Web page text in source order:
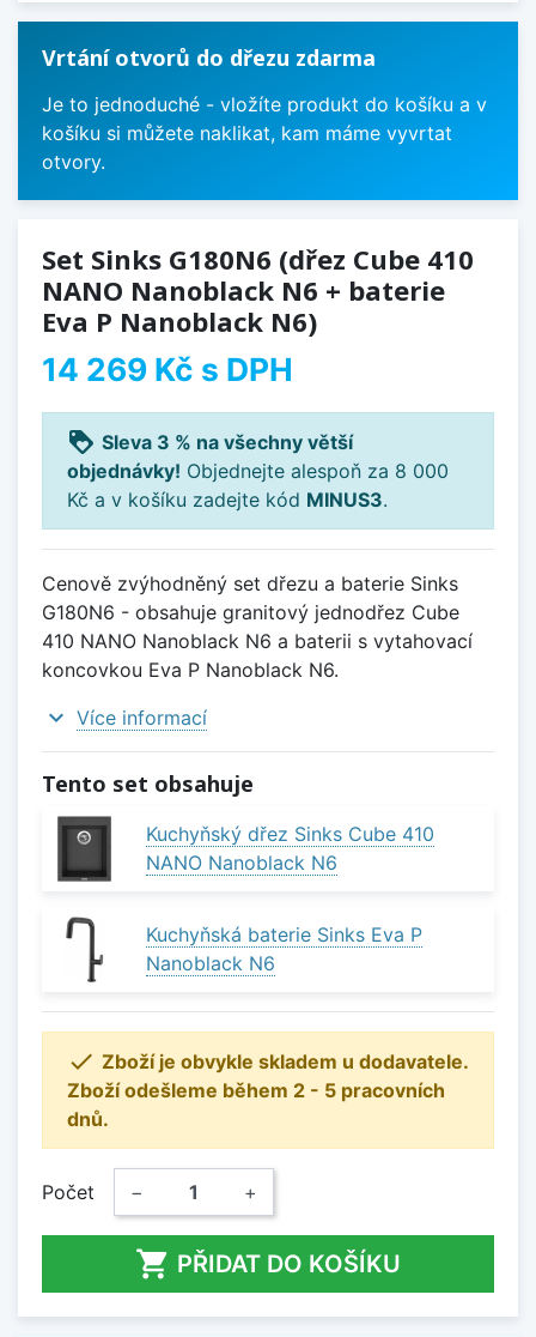
Vrtání otvorů do dřezu zdarma
Je to jednoduché - vložíte produkt do košíku a v
košíku si můžete naklikat, kam máme vyvrtat
otvory.
Set Sinks G180N6 (dřez Cube 410
NANO Nanoblack N6 + baterie
Eva P Nanoblack N6)
14 269 Kč s DPH
loyalty Sleva 3 % na všechny větší
objednávky! Objednejte alespoň za 8 000
Kč a v košíku zadejte kód MINUS3.
Cenově zvýhodněný set dřezu a baterie Sinks
G180N6 - obsahuje granitový jednodřez Cube
410 NANO Nanoblack N6 a baterii s vytahovací
koncovkou Eva P Nanoblack N6.
expand_more Více informací
Tento set obsahuje
Kuchyňský dřez Sinks Cube 410
NANO Nanoblack N6
Kuchyňská baterie Sinks Eva P
Nanoblack N6
 Zboží je obvykle skladem u dodavatele.
Zboží odešleme během 2 - 5 pracovních
dnů.
Počet − +
 PŘIDAT DO KOŠÍKU